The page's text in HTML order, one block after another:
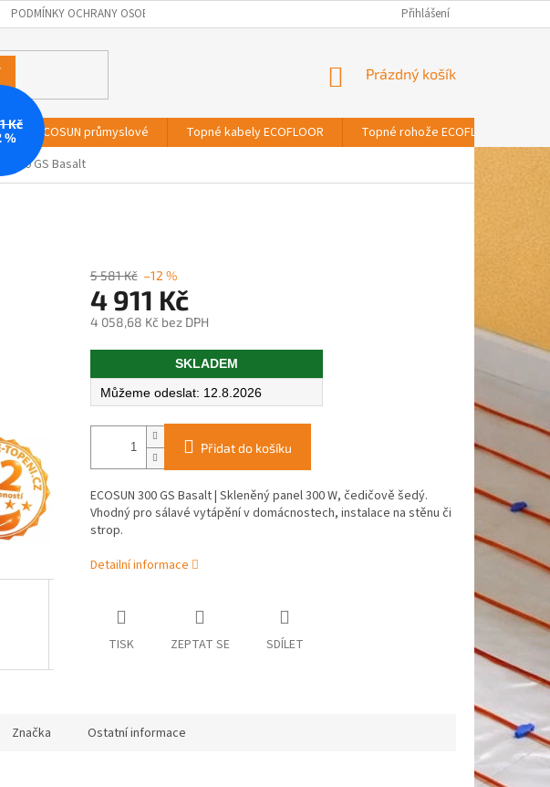
PODMÍNKY OCHRANY OSOBNÍCH ÚDAJŮ Přihlášení
NÁKUPNÍ
Prázdný košík
panely ECOSUN průmyslové Topné kabely ECOFLOOR Topné rohože ECOFLOOR
300 GS Basalt
Kč
%
5 581 Kč –12 %
4 911 Kč
4 058,68 Kč bez DPH
Měrná
SKLADEM
12.8.2026
Přidat do košíku
ECOSUN 300 GS Basalt | Skleněný panel 300 W, čedičově šedý.
Vhodný pro sálavé vytápění v domácnostech, instalace na stěnu či
strop.
Detailní informace
TISK ZEPTAT SE SDÍLET
Značka Ostatní informace